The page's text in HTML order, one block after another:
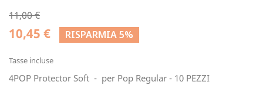
11,00 €
10,45 € RISPARMIA 5%
Tasse incluse
4POP Protector Soft - per Pop Regular - 10 PEZZI